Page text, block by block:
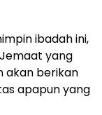
ibadah ini,
yang
akan berikan
apapun yang